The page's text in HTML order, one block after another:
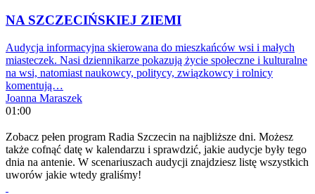
NA SZCZECIŃSKIEJ ZIEMI
Audycja informacyjna skierowana do mieszkańców wsi i małych
miasteczek. Nasi dziennikarze pokazują życie społeczne i kulturalne
na wsi, natomiast naukowcy, politycy, związkowcy i rolnicy
komentują…
Joanna Maraszek
01:00
Zobacz pełen program Radia Szczecin na najbliższe dni. Możesz
także cofnąć datę w kalendarzu i sprawdzić, jakie audycje były tego
dnia na antenie. W scenariuszach audycji znajdziesz listę wszystkich
uworów jakie wtedy graliśmy!